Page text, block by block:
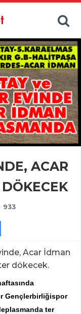
ACAR
933
Acar İdman
dökecek.
Gençlerbirliğispor
ter